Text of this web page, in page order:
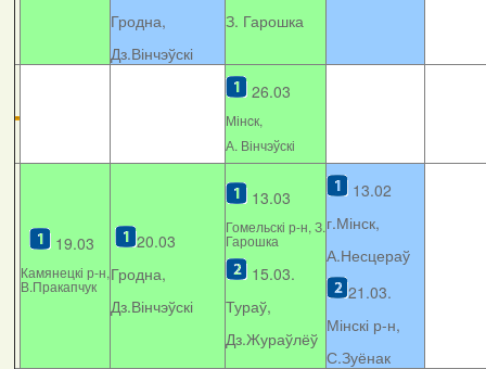
Гродна,
Дз.Вінчэўскі
З. Гарошка
26.03
Мінcк,
А. Вінчэўскі
19.03
Камянецкі р-н,
В.Пракапчук
20.03
Гродна,
Дз.Вінчэўскі
13.03
Гомельскі р-н, З.
Гарошка
15.03.
Тураў,
Дз.Жураўлёў
13.02
г.Мінск,
А.Несцераў
21.03.
Мінскі р-н,
С.Зуёнак